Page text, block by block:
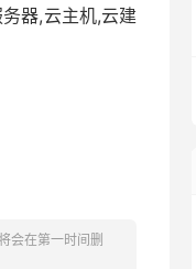
器,云主机,云建
会在第一时间删